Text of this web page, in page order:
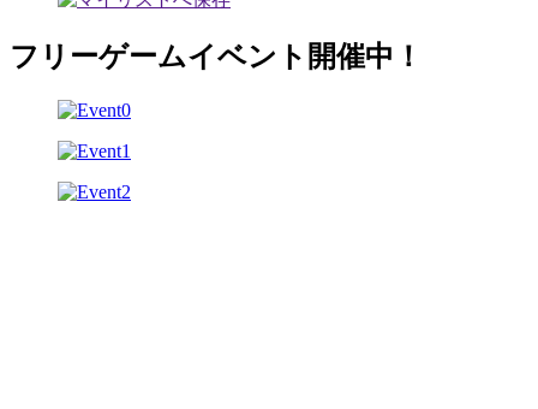
フリーゲームイベント開催中！